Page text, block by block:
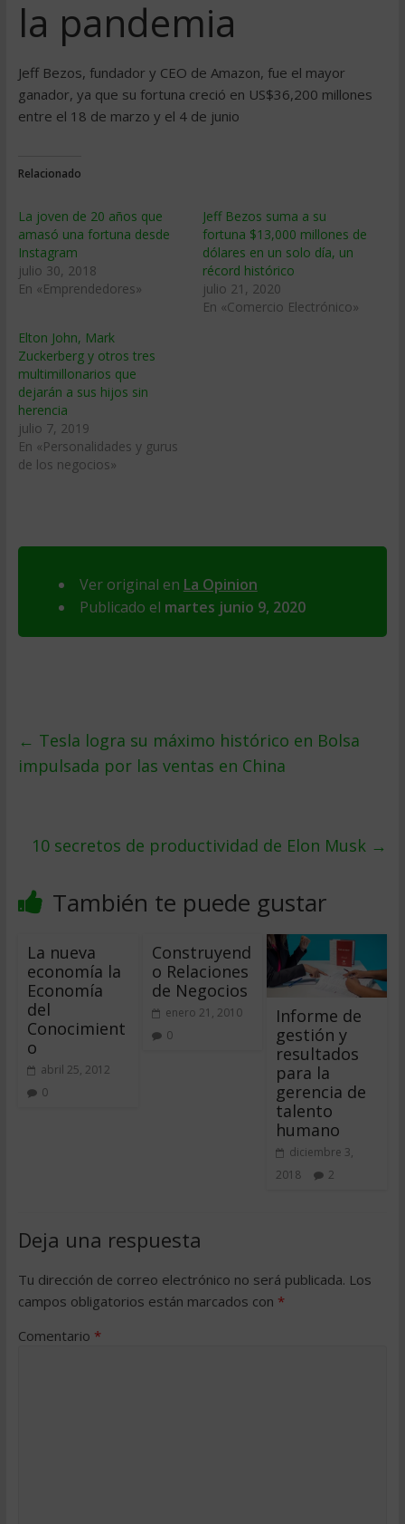
la pandemia
Jeff Bezos, fundador y CEO de Amazon, fue el mayor
ganador, ya que su fortuna creció en US$36,200 millones
entre el 18 de marzo y el 4 de junio
Relacionado
La joven de 20 años que
amasó una fortuna desde
Instagram
julio 30, 2018
En «Emprendedores»
Jeff Bezos suma a su
fortuna $13,000 millones de
dólares en un solo día, un
récord histórico
julio 21, 2020
En «Comercio Electrónico»
Elton John, Mark
Zuckerberg y otros tres
multimillonarios que
dejarán a sus hijos sin
herencia
julio 7, 2019
En «Personalidades y gurus
de los negocios»
Ver original en La Opinion
Publicado el martes junio 9, 2020
← Tesla logra su máximo histórico en Bolsa
impulsada por las ventas en China
10 secretos de productividad de Elon Musk →
También te puede gustar
La nueva
economía la
Economía
del
Conocimient
o
abril 25, 2012
0
Construyend
o Relaciones
de Negocios
enero 21, 2010
0
Informe de
gestión y
resultados
para la
gerencia de
talento
humano
diciembre 3,
2018
2
Deja una respuesta
Tu dirección de correo electrónico no será publicada. Los
campos obligatorios están marcados con *
Comentario *